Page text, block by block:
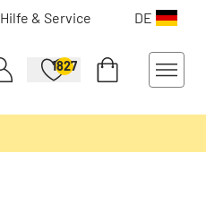
Hilfe & Service DE
1827